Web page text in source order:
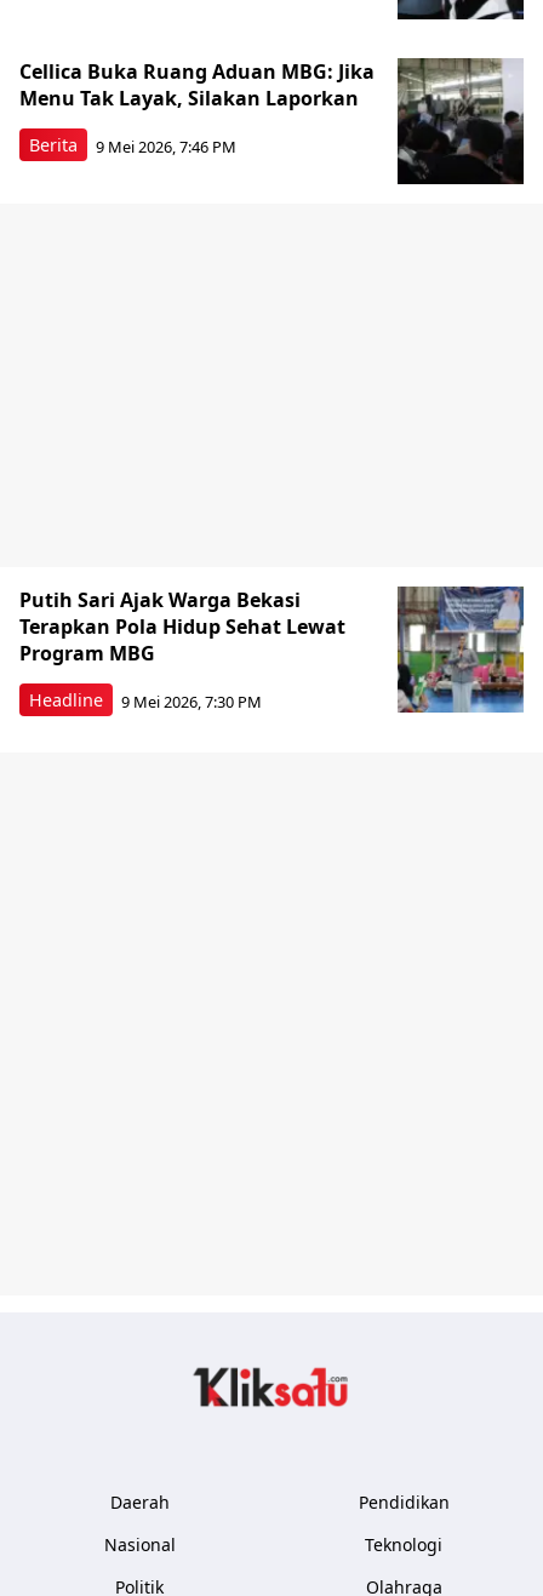
Berita
Cellica Buka Ruang Aduan MBG: Jika
Menu Tak Layak, Silakan Laporkan
9 Mei 2026, 7:46 PM
Headline
Putih Sari Ajak Warga Bekasi
Terapkan Pola Hidup Sehat Lewat
Program MBG
9 Mei 2026, 7:30 PM
Daerah
Nasional
Politik
Pendidikan
Teknologi
Olahraga